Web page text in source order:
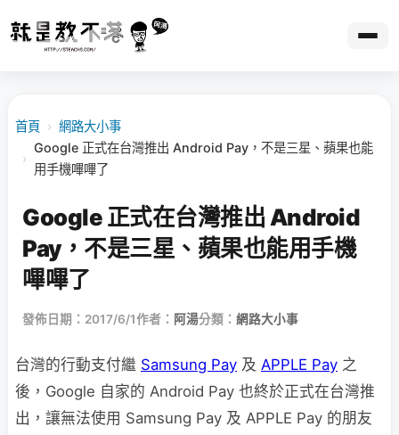
首頁 › 網路大小事
›
Google 正式在台灣推出 Android Pay，不是三星、蘋果也能
用手機嗶嗶了
Google 正式在台灣推出 Android
Pay，不是三星、蘋果也能用手機
嗶嗶了
發佈日期：2017/6/1作者： 阿湯分類： 網路大小事
台灣的行動支付繼 Samsung Pay 及 APPLE Pay 之
後，Google 自家的 Android Pay 也終於正式在台灣推
出，讓無法使用 Samsung Pay 及 APPLE Pay 的朋友